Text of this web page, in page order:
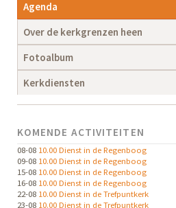
Agenda
Over de kerkgrenzen heen
Fotoalbum
Kerkdiensten
KOMENDE ACTIVITEITEN
08-08 10.00 Dienst in de Regenboog
09-08 10.00 Dienst in de Regenboog
15-08 10.00 Dienst in de Regenboog
16-08 10.00 Dienst in de Regenboog
22-08 10.00 Dienst in de Trefpuntkerk
23-08 10.00 Dienst in de Trefpuntkerk